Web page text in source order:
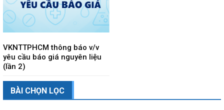
VKNTTPHCM thông báo v/v
yêu cầu báo giá nguyên liệu
(lần 2)
BÀI CHỌN LỌC